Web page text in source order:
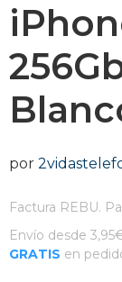
por
Factura REBU.
Envío desde
GRATIS en